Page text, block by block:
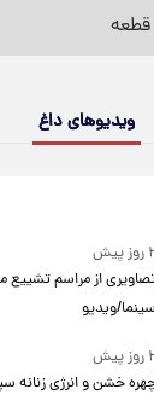
قطعه
ویدیوهای داغ
پیش
از مراسم تشییع
ویدیو
پیش
خشن و انرژی زنانه